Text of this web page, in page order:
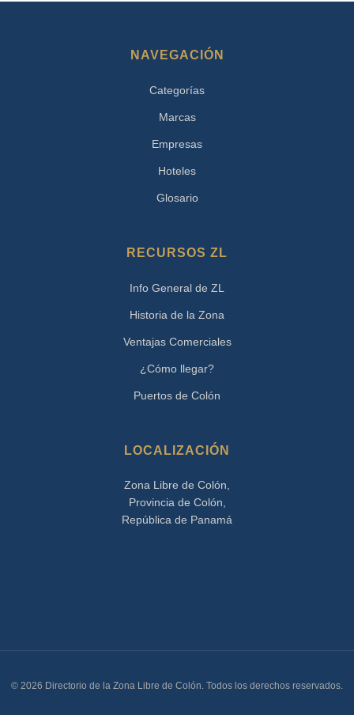
NAVEGACIÓN
Categorías
Marcas
Empresas
Hoteles
Glosario
RECURSOS ZL
Info General de ZL
Historia de la Zona
Ventajas Comerciales
¿Cómo llegar?
Puertos de Colón
LOCALIZACIÓN
Zona Libre de Colón,
Provincia de Colón,
República de Panamá
© 2026 Directorio de la Zona Libre de Colón. Todos los derechos reservados.